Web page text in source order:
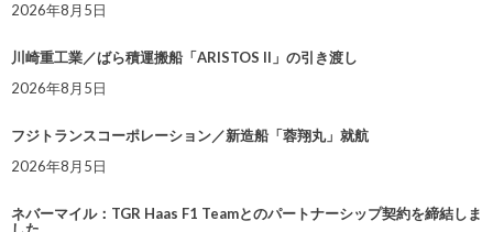
2026年8月5日
川崎重工業／ばら積運搬船「ARISTOS II」の引き渡し
2026年8月5日
フジトランスコーポレーション／新造船「蓉翔丸」就航
2026年8月5日
ネバーマイル：TGR Haas F1 Teamとのパートナーシップ契約を締結しま